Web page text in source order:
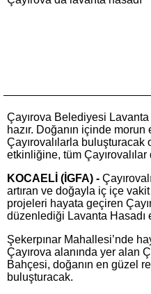
Çayırova Belediyesi
hazır. Doğanın içinde morun
Çayırovalılarla buluşturacak
etkinliğine, tüm Çayırovalılar
KOCAELİ (İGFA) -
artıran ve doğayla iç içe
projeleri hayata geçiren
düzenlediği Lavanta Hasadı
Şekerpınar Mahallesi’nde
Çayırova alanında yer alan
Bahçesi, doğanın en güzel
buluşturacak.